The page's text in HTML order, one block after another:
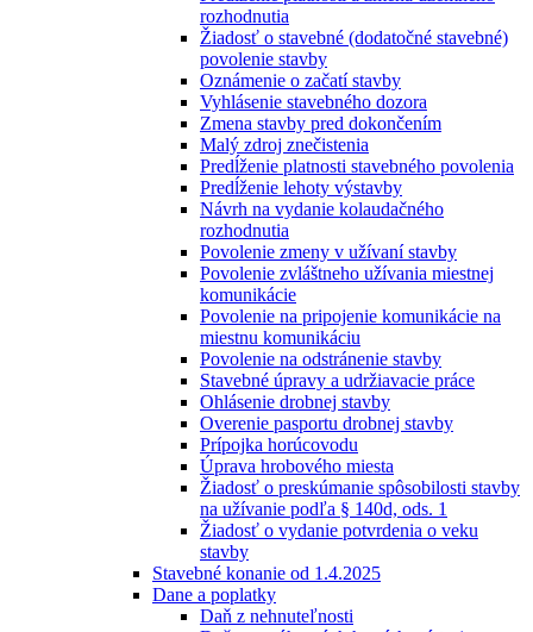
rozhodnutia
Žiadosť o stavebné (dodatočné stavebné)
povolenie stavby
Oznámenie o začatí stavby
Vyhlásenie stavebného dozora
Zmena stavby pred dokončením
Malý zdroj znečistenia
Predĺženie platnosti stavebného povolenia
Predĺženie lehoty výstavby
Návrh na vydanie kolaudačného
rozhodnutia
Povolenie zmeny v užívaní stavby
Povolenie zvláštneho užívania miestnej
komunikácie
Povolenie na pripojenie komunikácie na
miestnu komunikáciu
Povolenie na odstránenie stavby
Stavebné úpravy a udržiavacie práce
Ohlásenie drobnej stavby
Overenie pasportu drobnej stavby
Prípojka horúcovodu
Úprava hrobového miesta
Žiadosť o preskúmanie spôsobilosti stavby
na užívanie podľa § 140d, ods. 1
Žiadosť o vydanie potvrdenia o veku
stavby
Stavebné konanie od 1.4.2025
Dane a poplatky
Daň z nehnuteľnosti